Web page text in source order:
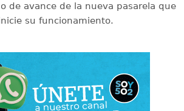
de avance de la nueva pasarela que
su funcionamiento.